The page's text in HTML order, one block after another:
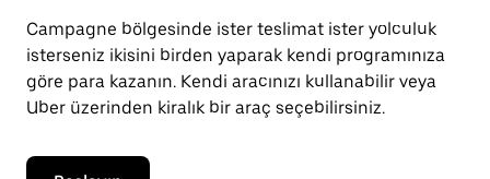
Campagne bölgesinde ister teslimat ister yolculuk
isterseniz ikisini birden yaparak kendi programınıza
göre para kazanın. Kendi aracınızı kullanabilir veya
Uber üzerinden kiralık bir araç seçebilirsiniz.